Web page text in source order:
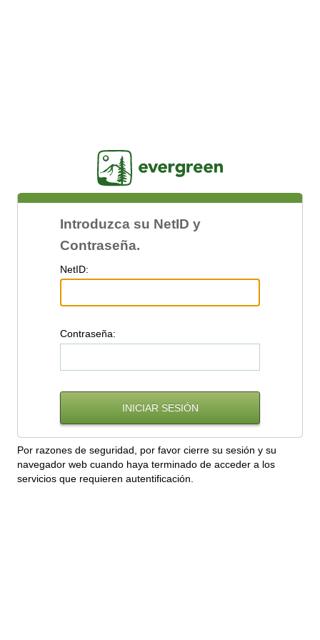
Introduzca su NetID y
Contraseña.
NetID:
Contraseña:
Por razones de seguridad, por favor cierre su sesión y su
navegador web cuando haya terminado de acceder a los
servicios que requieren autentificación.